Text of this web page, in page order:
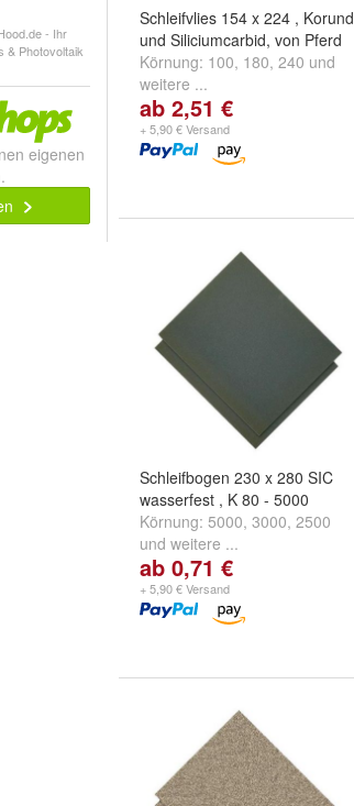
- Ihr
& Photovoltaik
eigenen
Schleifvlies 154 x 224 , Korund
und Siliciumcarbid, von Pferd
Körnung: 100, 180, 240 und
weitere ...
ab 2,51 €
+ 5,90 € Versand
Schleifbogen 230 x 280 SIC
wasserfest , K 80 - 5000
Körnung: 5000, 3000, 2500
und weitere ...
ab 0,71 €
+ 5,90 € Versand